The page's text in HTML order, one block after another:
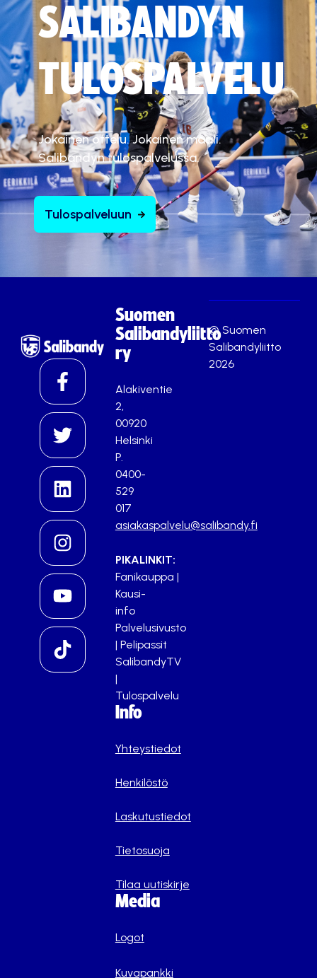
SALIBANDYN
TULOSPALVELU
Jokainen ottelu. Jokainen maali.
Salibandyn tulospalvelussa.
Tulospalveluun
Suomen
Salibandyliitto
ry
Alakiventie
2,
00920
Helsinki
P.
0400-
529
017
asiakaspalvelu@salibandy.fi
PIKALINKIT:
Fanikauppa |
Kausi-
info
Palvelusivusto
| Pelipassit
SalibandyTV
|
Tulospalvelu
Info
Yhteystiedot
Henkilöstö
Laskutustiedot
Tietosuoja
Tilaa uutiskirje
Media
Logot
Kuvapankki
© Suomen
Salibandyliitto
2026